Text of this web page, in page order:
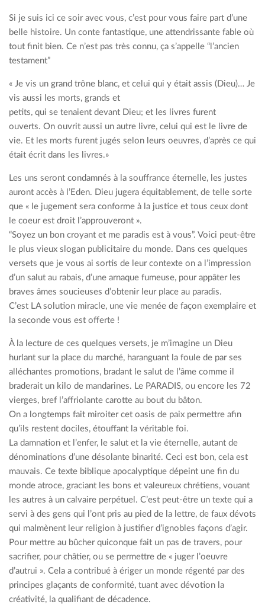
Si je suis ici ce soir avec vous, c’est pour vous faire part d’une
belle histoire. Un conte fantastique, une attendrissante fable où
tout finit bien. Ce n’est pas très connu, ça s’appelle “l’ancien
testament”
« Je vis un grand trône blanc, et celui qui y était assis (Dieu)… Je
vis aussi les morts, grands et
petits, qui se tenaient devant Dieu; et les livres furent
ouverts. On ouvrit aussi un autre livre, celui qui est le livre de
vie. Et les morts furent jugés selon leurs oeuvres, d’après ce qui
était écrit dans les livres.»
Les uns seront condamnés à la souffrance éternelle, les justes
auront accès à l’Eden. Dieu jugera équitablement, de telle sorte
que « le jugement sera conforme à la justice et tous ceux dont
le coeur est droit l’approuveront ».
“Soyez un bon croyant et me paradis est à vous”. Voici peut-être
le plus vieux slogan publicitaire du monde. Dans ces quelques
versets que je vous ai sortis de leur contexte on a l’impression
d’un salut au rabais, d’une arnaque fumeuse, pour appâter les
braves âmes soucieuses d’obtenir leur place au paradis.
C’est LA solution miracle, une vie menée de façon exemplaire et
la seconde vous est offerte !
À la lecture de ces quelques versets, je m’imagine un Dieu
hurlant sur la place du marché, haranguant la foule de par ses
alléchantes promotions, bradant le salut de l’âme comme il
braderait un kilo de mandarines. Le PARADIS, ou encore les 72
vierges, bref l’affriolante carotte au bout du bâton.
On a longtemps fait miroiter cet oasis de paix permettre afin
qu’ils restent dociles, étouffant la véritable foi.
La damnation et l’enfer, le salut et la vie éternelle, autant de
dénominations d’une désolante binarité. Ceci est bon, cela est
mauvais. Ce texte biblique apocalyptique dépeint une fin du
monde atroce, graciant les bons et valeureux chrétiens, vouant
les autres à un calvaire perpétuel. C’est peut-être un texte qui a
servi à des gens qui l’ont pris au pied de la lettre, de faux dévots
qui malmènent leur religion à justifier d’ignobles façons d’agir.
Pour mettre au bûcher quiconque fait un pas de travers, pour
sacrifier, pour châtier, ou se permettre de « juger l’oeuvre
d’autrui ». Cela a contribué à ériger un monde régenté par des
principes glaçants de conformité, tuant avec dévotion la
créativité, la qualifiant de décadence.